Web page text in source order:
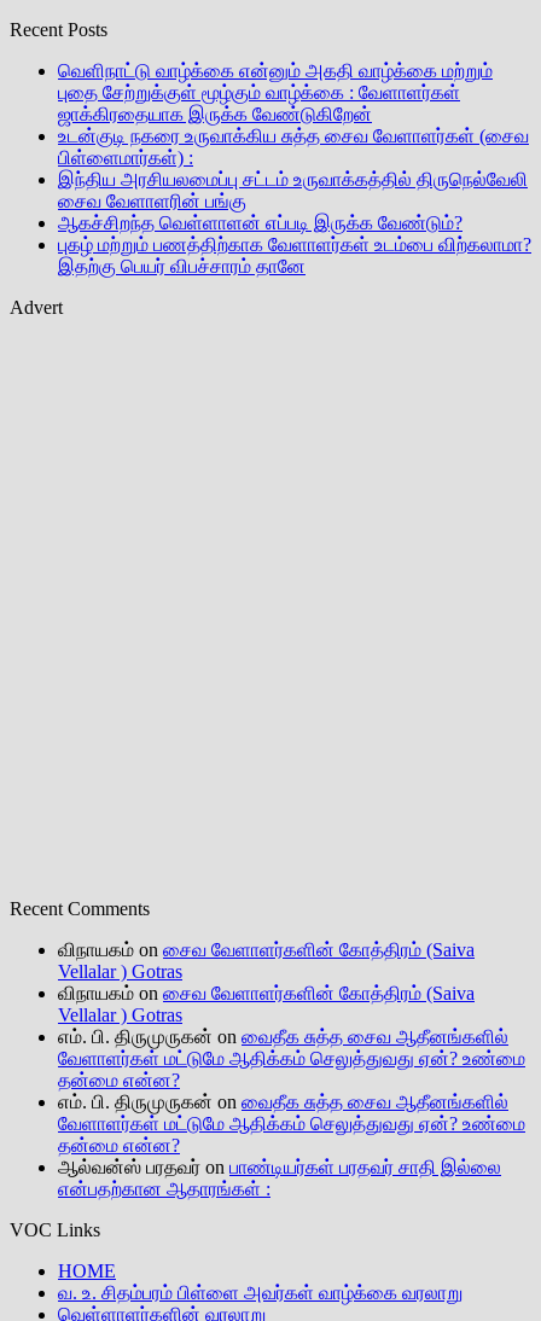
Recent Posts
வெளிநாட்டு வாழ்க்கை என்னும் அகதி வாழ்க்கை மற்றும்
புதை சேற்றுக்குள் மூழ்கும் வாழ்க்கை : வேளாளர்கள்
ஜாக்கிரதையாக இருக்க வேண்டுகிறேன்
உடன்குடி நகரை உருவாக்கிய சுத்த சைவ வேளாளர்கள் (சைவ
பிள்ளைமார்கள்) :
இந்திய அரசியலமைப்பு சட்டம் உருவாக்கத்தில் திருநெல்வேலி
சைவ வேளாளரின் பங்கு
ஆகச்சிறந்த வெள்ளாளன் எப்படி இருக்க வேண்டும்?
புகழ் மற்றும் பணத்திற்காக வேளாளர்கள் உடம்பை விற்கலாமா?
இதற்கு பெயர் விபச்சாரம் தானே
Advert
Recent Comments
விநாயகம் on சைவ வேளாளர்களின் கோத்திரம் (Saiva
Vellalar ) Gotras
விநாயகம் on சைவ வேளாளர்களின் கோத்திரம் (Saiva
Vellalar ) Gotras
எம். பி. திருமுருகன் on வைதீக சுத்த சைவ ஆதீனங்களில்
வேளாளர்கள் மட்டுமே ஆதிக்கம் செலுத்துவது ஏன்? உண்மை
தன்மை என்ன?
எம். பி. திருமுருகன் on வைதீக சுத்த சைவ ஆதீனங்களில்
வேளாளர்கள் மட்டுமே ஆதிக்கம் செலுத்துவது ஏன்? உண்மை
தன்மை என்ன?
ஆல்வன்ஸ் பரதவர் on பாண்டியர்கள் பரதவர் சாதி இல்லை
என்பதற்கான ஆதாரங்கள் :
VOC Links
HOME
வ. உ. சிதம்பரம் பிள்ளை அவர்கள் வாழ்க்கை வரலாறு
வெள்ளாளர்களின் வரலாறு